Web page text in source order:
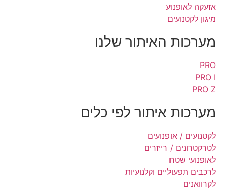
אזעקה לאופנוע
מיגון לקטנועים
מערכות האיתור שלנו
PRO
PRO I
PRO Z
מערכות איתור לפי כלים
לקטנועים / אופנועים
לטרקטרונים / רייזרים
לאופנועי שטח
לרכבים תפעוליים וקלנועיות
לקרוואנים